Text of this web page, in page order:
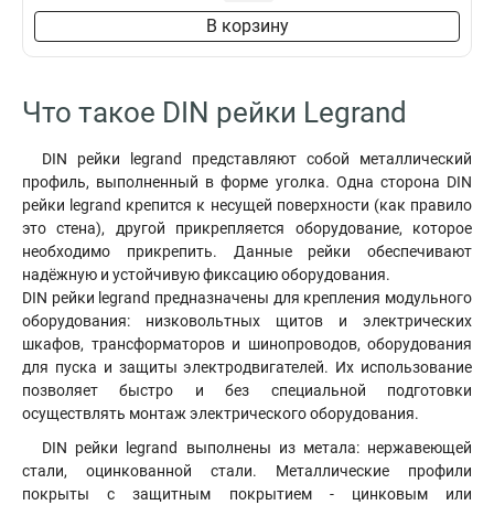
В корзину
Что такое DIN рейки Legrand
DIN рейки legrand представляют собой металлический
профиль, выполненный в форме уголка. Одна сторона DIN
рейки legrand крепится к несущей поверхности (как правило
это стена), другой прикрепляется оборудование, которое
необходимо прикрепить. Данные рейки обеспечивают
надёжную и устойчивую фиксацию оборудования.
DIN рейки legrand предназначены для крепления модульного
оборудования: низковольтных щитов и электрических
шкафов, трансформаторов и шинопроводов, оборудования
для пуска и защиты электродвигателей. Их использование
позволяет быстро и без специальной подготовки
осуществлять монтаж электрического оборудования.
DIN рейки legrand выполнены из метала: нержавеющей
стали, оцинкованной стали. Металлические профили
покрыты с защитным покрытием - цинковым или